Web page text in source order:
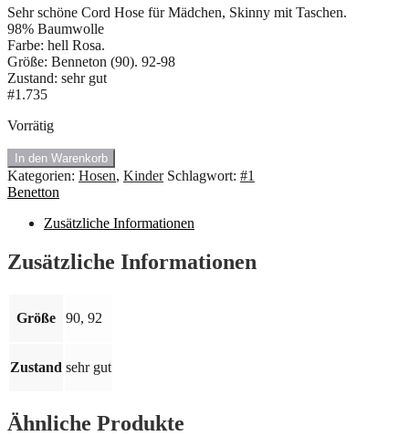
Sehr schöne Cord Hose für Mädchen, Skinny mit Taschen.
98% Baumwolle
Farbe: hell Rosa.
Größe: Benneton (90). 92-98
Zustand: sehr gut
#1.735
Vorrätig
#1.735
Cord
Skinny
Benetton.
Größe:90
In den Warenkorb
Kategorien: Hosen, Kinder Schlagwort: #1
Benetton
Zusätzliche Informationen
Zusätzliche Informationen
Größe 90, 92
Zustand sehr gut
Ähnliche Produkte